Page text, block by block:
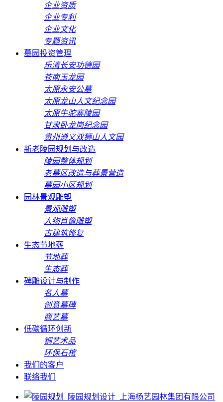
企业资质
企业专利
企业文化
专题资讯
墓园投资管理
乐清长安功德园
苍南玉龙园
太原永安公墓
太原龙山人文纪念园
太原牛驼寨陵园
甘肃卧龙岗纪念园
贵州遵义双狮山人文园
新老陵园规划与改造
陵园整体规划
老墓区改造与葬景营造
墓园小区规划
园林景观雕塑
景观雕塑
人物肖像雕塑
古建筑修复
生态节地葬
节地葬
生态葬
碑雕设计与制作
名人墓
创意墓碑
商艺墓
低碳循环创新
铜艺术品
环保石棺
我们的客户
联络我们